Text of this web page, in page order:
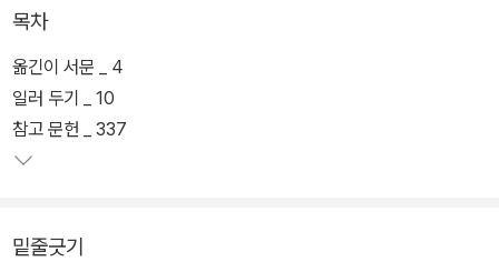
사람과 나눈 가상의 대화를 통해 크세노폰이 소크라테스의 성격과 의
견을 기술하고 있다. 먼저 소크라테스를 고발한 자들이 사형에 처할
것을 요구하며 소크라테스에게 들씌운 죄목, 즉 소크라테스는 나라에
서 믿는 신들을 믿지 않고 새로운 신들을 들여와 젊은이들을 타락시
킨다는 주장이 사실과 다름을 논박한다.
여준다며 교육과 제반 철학 문제에 대한 소크라테스의 견해를 예시한
목차
옮긴이 서문 _ 4
일러 두기 _ 10
참고 문헌 _ 337
밑줄긋기